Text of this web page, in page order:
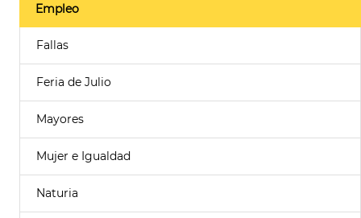
Empleo
Fallas
Feria de Julio
Mayores
Mujer e Igualdad
Naturia